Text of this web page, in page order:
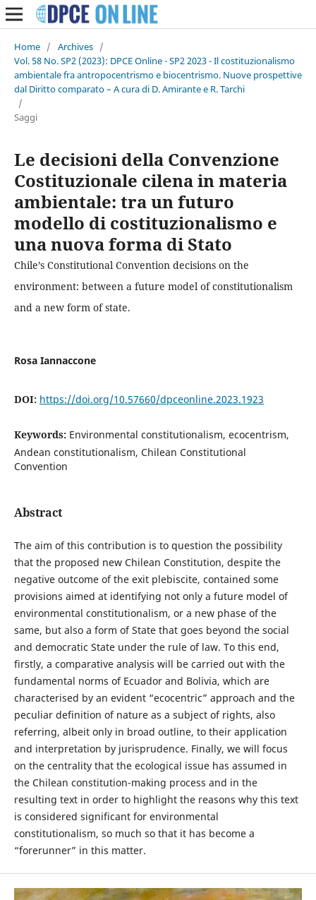
Home / Archives /
Vol. 58 No. SP2 (2023): DPCE Online - SP2 2023 - Il costituzionalismo
ambientale fra antropocentrismo e biocentrismo. Nuove prospettive
dal Diritto comparato – A cura di D. Amirante e R. Tarchi
/
Saggi
Le decisioni della Convenzione
Costituzionale cilena in materia
ambientale: tra un futuro
modello di costituzionalismo e
una nuova forma di Stato
Chile’s Constitutional Convention decisions on the
environment: between a future model of constitutionalism
and a new form of state.
Rosa Iannaccone
DOI: https://doi.org/10.57660/dpceonline.2023.1923
Keywords: Environmental constitutionalism, ecocentrism,
Andean constitutionalism, Chilean Constitutional
Convention
Abstract
The aim of this contribution is to question the possibility
that the proposed new Chilean Constitution, despite the
negative outcome of the exit plebiscite, contained some
provisions aimed at identifying not only a future model of
environmental constitutionalism, or a new phase of the
same, but also a form of State that goes beyond the social
and democratic State under the rule of law. To this end,
firstly, a comparative analysis will be carried out with the
fundamental norms of Ecuador and Bolivia, which are
characterised by an evident “ecocentric” approach and the
peculiar definition of nature as a subject of rights, also
referring, albeit only in broad outline, to their application
and interpretation by jurisprudence. Finally, we will focus
on the centrality that the ecological issue has assumed in
the Chilean constitution-making process and in the
resulting text in order to highlight the reasons why this text
is considered significant for environmental
constitutionalism, so much so that it has become a
“forerunner” in this matter.